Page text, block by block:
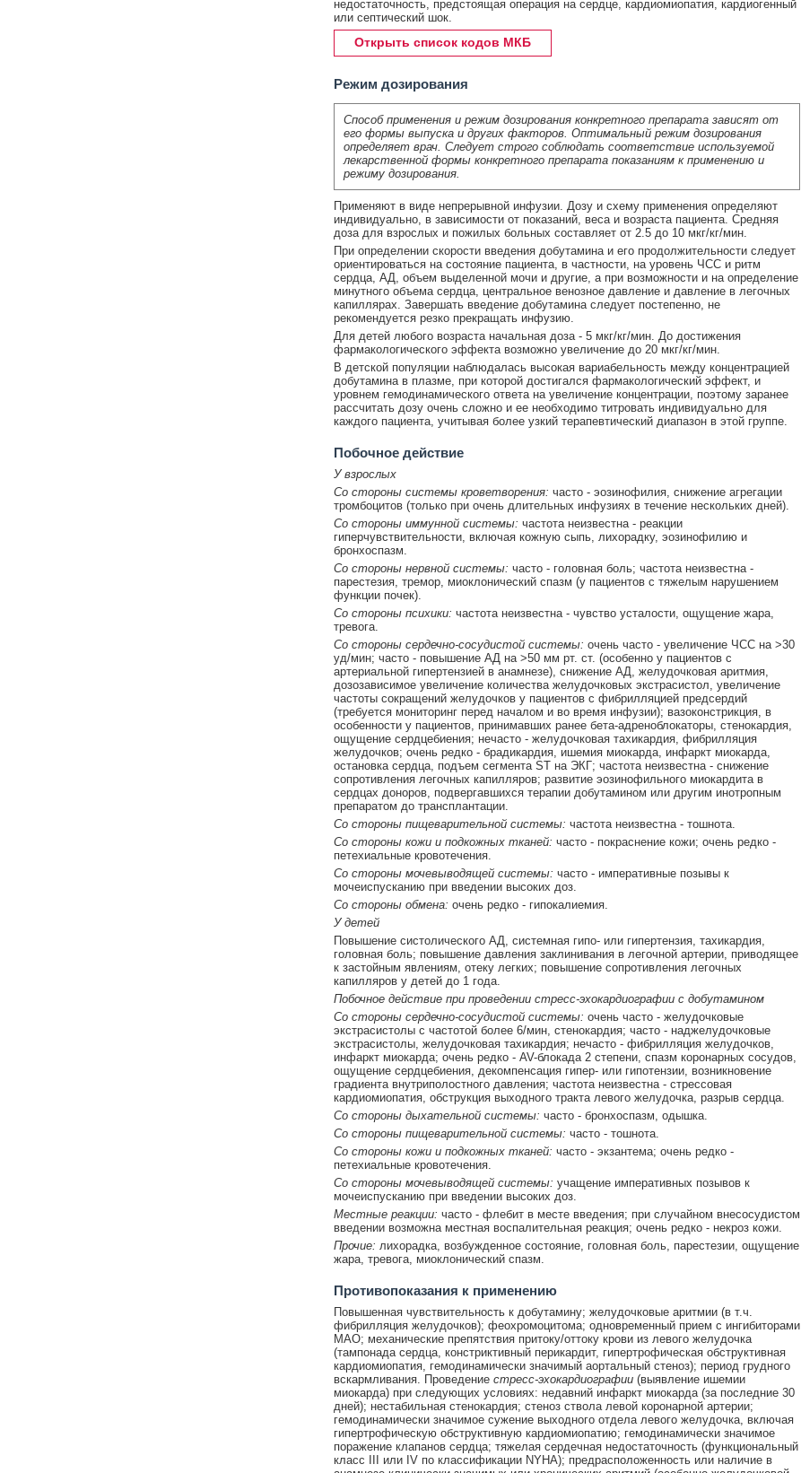
недостаточность, предстоящая операция на сердце, кардиомиопатия, кардиогенный
или септический шок.
Открыть список кодов МКБ
Режим дозирования
Способ применения и режим дозирования конкретного препарата зависят от
его формы выпуска и других факторов. Оптимальный режим дозирования
определяет врач. Следует строго соблюдать соответствие используемой
лекарственной формы конкретного препарата показаниям к применению и
режиму дозирования.
Применяют в виде непрерывной инфузии. Дозу и схему применения определяют
индивидуально, в зависимости от показаний, веса и возраста пациента. Средняя
доза для взрослых и пожилых больных составляет от 2.5 до 10 мкг/кг/мин.
При определении скорости введения добутамина и его продолжительности следует
ориентироваться на состояние пациента, в частности, на уровень ЧСС и ритм
сердца, АД, объем выделенной мочи и другие, а при возможности и на определение
минутного объема сердца, центральное венозное давление и давление в легочных
капиллярах. Завершать введение добутамина следует постепенно, не
рекомендуется резко прекращать инфузию.
Для детей любого возраста начальная доза - 5 мкг/кг/мин. До достижения
фармакологического эффекта возможно увеличение до 20 мкг/кг/мин.
В детской популяции наблюдалась высокая вариабельность между концентрацией
добутамина в плазме, при которой достигался фармакологический эффект, и
уровнем гемодинамического ответа на увеличение концентрации, поэтому заранее
рассчитать дозу очень сложно и ее необходимо титровать индивидуально для
каждого пациента, учитывая более узкий терапевтический диапазон в этой группе.
Побочное действие
У взрослых
Со стороны системы кроветворения: часто - эозинофилия, снижение агрегации
тромбоцитов (только при очень длительных инфузиях в течение нескольких дней).
Со стороны иммунной системы: частота неизвестна - реакции
гиперчувствительности, включая кожную сыпь, лихорадку, эозинофилию и
бронхоспазм.
Со стороны нервной системы: часто - головная боль; частота неизвестна -
парестезия, тремор, миоклонический спазм (у пациентов с тяжелым нарушением
функции почек).
Со стороны психики: частота неизвестна - чувство усталости, ощущение жара,
тревога.
Со стороны сердечно-сосудистой системы: очень часто - увеличение ЧСС на >30
уд/мин; часто - повышение АД на >50 мм рт. ст. (особенно у пациентов с
артериальной гипертензией в анамнезе), снижение АД, желудочковая аритмия,
дозозависимое увеличение количества желудочковых экстрасистол, увеличение
частоты сокращений желудочков у пациентов с фибрилляцией предсердий
(требуется мониторинг перед началом и во время инфузии); вазоконстрикция, в
особенности у пациентов, принимавших ранее бета-адреноблокаторы, стенокардия,
ощущение сердцебиения; нечасто - желудочковая тахикардия, фибрилляция
желудочков; очень редко - брадикардия, ишемия миокарда, инфаркт миокарда,
остановка сердца, подъем сегмента ST на ЭКГ; частота неизвестна - снижение
сопротивления легочных капилляров; развитие эозинофильного миокардита в
сердцах доноров, подвергавшихся терапии добутамином или другим инотропным
препаратом до трансплантации.
Со стороны пищеварительной системы: частота неизвестна - тошнота.
Со стороны кожи и подкожных тканей: часто - покраснение кожи; очень редко -
петехиальные кровотечения.
Со стороны мочевыводящей системы: часто - императивные позывы к
мочеиспусканию при введении высоких доз.
Со стороны обмена: очень редко - гипокалиемия.
У детей
Повышение систолического АД, системная гипо- или гипертензия, тахикардия,
головная боль; повышение давления заклинивания в легочной артерии, приводящее
к застойным явлениям, отеку легких; повышение сопротивления легочных
капилляров у детей до 1 года.
Побочное действие при проведении стресс-эхокардиографии с добутамином
Со стороны сердечно-сосудистой системы: очень часто - желудочковые
экстрасистолы с частотой более 6/мин, стенокардия; часто - наджелудочковые
экстрасистолы, желудочковая тахикардия; нечасто - фибрилляция желудочков,
инфаркт миокарда; очень редко - AV-блокада 2 степени, спазм коронарных сосудов,
ощущение сердцебиения, декомпенсация гипер- или гипотензии, возникновение
градиента внутриполостного давления; частота неизвестна - стрессовая
кардиомиопатия, обструкция выходного тракта левого желудочка, разрыв сердца.
Со стороны дыхательной системы: часто - бронхоспазм, одышка.
Со стороны пищеварительной системы: часто - тошнота.
Со стороны кожи и подкожных тканей: часто - экзантема; очень редко -
петехиальные кровотечения.
Со стороны мочевыводящей системы: учащение императивных позывов к
мочеиспусканию при введении высоких доз.
Местные реакции: часто - флебит в месте введения; при случайном внесосудистом
введении возможна местная воспалительная реакция; очень редко - некроз кожи.
Прочие: лихорадка, возбужденное состояние, головная боль, парестезии, ощущение
жара, тревога, миоклонический спазм.
Противопоказания к применению
Повышенная чувствительность к добутамину; желудочковые аритмии (в т.ч.
фибрилляция желудочков); феохромоцитома; одновременный прием с ингибиторами
МАО; механические препятствия притоку/оттоку крови из левого желудочка
(тампонада сердца, констриктивный перикардит, гипертрофическая обструктивная
кардиомиопатия, гемодинамически значимый аортальный стеноз); период грудного
вскармливания. Проведение стресс-эхокардиографии(выявление ишемии
миокарда) при следующих условиях: недавний инфаркт миокарда (за последние 30
дней); нестабильная стенокардия; стеноз ствола левой коронарной артерии;
гемодинамически значимое сужение выходного отдела левого желудочка, включая
гипертрофическую обструктивную кардиомиопатию; гемодинамически значимое
поражение клапанов сердца; тяжелая сердечная недостаточность (функциональный
класс III или IV по классификации NYHA); предрасположенность или наличие в